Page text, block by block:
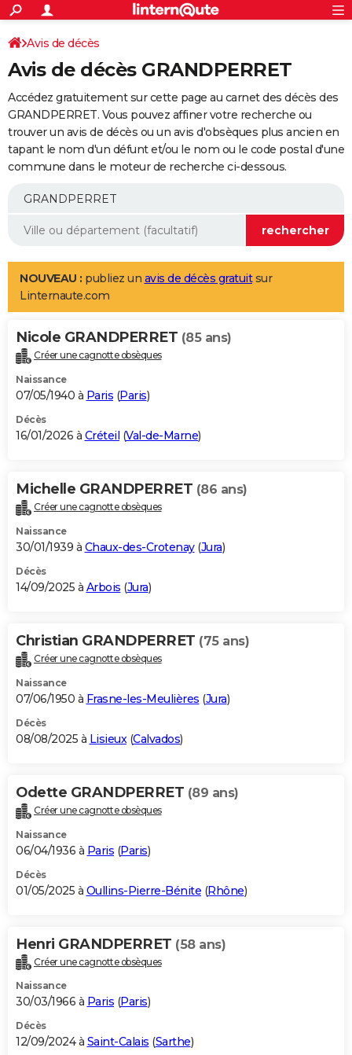
ACTUALITÉS
Politique
Société
Faits Divers
Education
Monde
Villes
+
SPORT
Coupe du monde 2026
Football
Tennis
Cyclisme
Rugby
Forum
Programme TV
TNT
Streaming
Cinéma
Sorties cinéma
Musique
+
FINANCE
Retraite
Epargne
Immobilier
Risques naturels par ville
Assurance
AUTO
Essais
Réserver un essai
Citadines
Berlines
SUV
Forum auto
+
Mobiles
Meilleur smartphone
Internet
Ordinateurs
Jeux vidéo
Guide high-tech
Aménagement intérieur
LIFESTYLE
Art de vivre
Bien-être
Loisirs
Mode
Modes de vie
Alimentation
Guide de la santé
Maladies
Médicaments
Sommeil
VOYAGE
Destinations
City break
Voyage nature
Voyage de noces
Forum
Climat
+PHOTO
GUIDES D'ACHAT
BONS PLANS
Carte de Noël
Carte Bonne année
Carte Saint-Valentin
Carte Pâques
Carte d'anniversaire
DICTIONNAIRE
Dictionnaire
Biographies
Citations
Expressions
Proverbes
PROGRAMME TV
S'inscrire
Se connecter
Lycées
Collèges
Primaires
Universités
Entreprises
Service militaire
Avis de recherche
AVIS DE DÉCÈS
Bricolage
Lifestyle
Culture
Sport
Auto
Television
Voyage
Cinema
Avis de décès
Avis de décès GRANDPERRET
Accédez gratuitement sur cette page au carnet des décès des
GRANDPERRET. Vous pouvez affiner votre recherche ou
trouver un avis de décès ou un avis d'obsèques plus ancien en
tapant le nom d'un défunt et/ou le nom ou le code postal d'une
commune dans le moteur de recherche ci-dessous.
NOUVEAU : publiez un avis de décès gratuitsur
Linternaute.com
Nicole GRANDPERRET (85 ans)
Créer une cagnotte obsèques
Naissance
07/05/1940 à Paris (Paris)
Décès
16/01/2026 à Créteil (Val-de-Marne)
Michelle GRANDPERRET (86 ans)
Créer une cagnotte obsèques
Naissance
30/01/1939 à Chaux-des-Crotenay(Jura)
Décès
14/09/2025 à Arbois (Jura)
Christian GRANDPERRET (75 ans)
Créer une cagnotte obsèques
Naissance
07/06/1950 à Frasne-les-Meulières (Jura)
Décès
08/08/2025 à Lisieux(Calvados)
Odette GRANDPERRET (89 ans)
Créer une cagnotte obsèques
Naissance
06/04/1936 à Paris (Paris)
Décès
01/05/2025 à Oullins-Pierre-Bénite (Rhône)
Henri GRANDPERRET (58 ans)
Créer une cagnotte obsèques
Naissance
30/03/1966 à Paris (Paris)
Décès
12/09/2024 à Saint-Calais (Sarthe)